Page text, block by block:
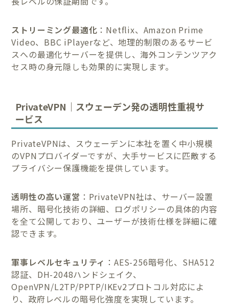
ストリーミング最適化 ：Netflix、Amazon Prime
Video、BBC iPlayerなど、地理的制限のあるサービ
スへの最適化サーバーを提供し、海外コンテンツアク
セス時の身元隠しも効果的に実現します。
PrivateVPN｜スウェーデン発の透明性重視サ
ービス
PrivateVPNは、スウェーデンに本社を置く中小規模
のVPNプロバイダーですが、大手サービスに匹敵する
プライバシー保護機能を提供しています。
透明性の高い運営 ：PrivateVPN社は、サーバー設置
場所、暗号化技術の詳細、ログポリシーの具体的内容
を全て公開しており、ユーザーが技術仕様を詳細に確
認できます。
軍事レベルセキュリティ ：AES-256暗号化、SHA512
認証、DH-2048ハンドシェイク、
OpenVPN/L2TP/PPTP/IKEv2プロトコル対応によ
り、政府レベルの暗号化強度を実現しています。